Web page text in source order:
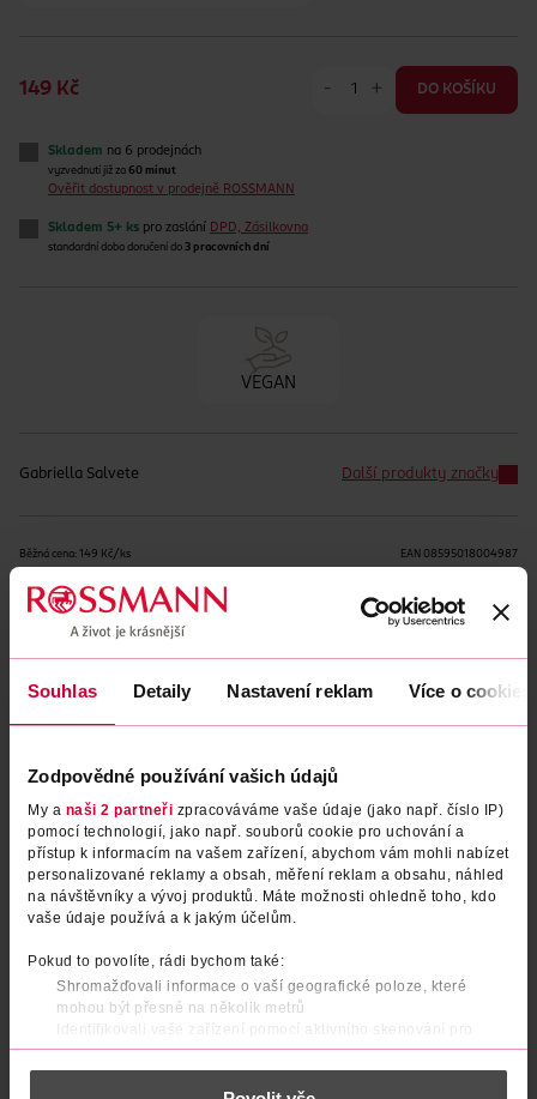
Souhlas Detaily Nastavení reklam Více o cookies
Zodpovědné používání vašich údajů
My a naši 2 partneři zpracováváme vaše údaje (jako např. číslo IP)
pomocí technologií, jako např. souborů cookie pro uchování a
přístup k informacím na vašem zařízení, abychom vám mohli nabízet
personalizované reklamy a obsah, měření reklam a obsahu, náhled
na návštěvníky a vývoj produktů. Máte možnosti ohledně toho, kdo
vaše údaje používá a k jakým účelům.
Pokud to povolíte, rádi bychom také:
Shromažďovali informace o vaší geografické poloze, které
mohou být přesné na několik metrů
Identifikovali vaše zařízení pomocí aktivního skenování pro
konkrétní charakteristiky (otisk prstu)
Zjistěte více o tom, jak zpracováváme vaše osobní údaje, a nastavte
149 Kč - + DO KOŠÍKU
Skladem na 6 prodejnách
vyzvednutí již za 60 minut
Ověřit dostupnost v prodejně ROSSMANN
Skladem 5+ ks pro zaslání DPD, Zásilkovna
standardní doba doručení do 3 pracovních dní
VEGAN
Gabriella Salvete Další produkty značky
Běžná cena: 149 Kč/ks
EAN 08595018004987
Podobné produkty
Tužka na obočí Micro Brow
Definer s kartáčkem 40
Gabriella Salvete 1 ks
149 Kč
Definer s kartáčkem 30
Gabriella Salvete
149 Kč